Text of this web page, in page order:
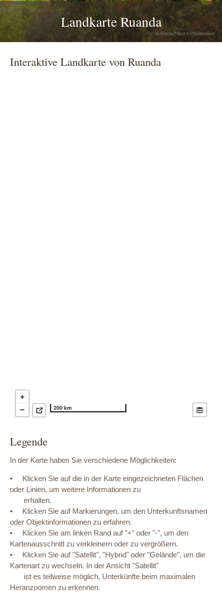
Landkarte Ruanda
© Governors' Camp Collection
Interaktive Landkarte von Ruanda
200 km
Legende
In der Karte haben Sie verschíedene Möglichkeiten:
• Klicken Sie auf die in der Karte eingezeichneten Flächen
oder Linien, um weitere Informationen zu
erhalten.
• Klicken Sie auf Markierungen, um den Unterkunftsnamen
oder Objektinformationen zu erfahren.
• Klicken Sie am linken Rand auf "+" oder "-", um den
Kartenausschnitt zu verkleinern oder zu vergrößern.
• Klicken Sie auf "Satellit", "Hybrid" oder "Gelände", um die
Kartenart zu wechseln. In der Ansicht "Satellit"
ist es teilweise möglich, Unterkünfte beim maximalen
Heranzoomen zu erkennen.